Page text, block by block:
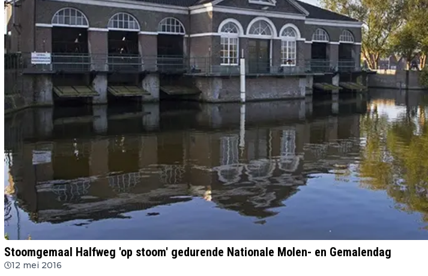
Stoomgemaal Halfweg 'op stoom' gedurende Nationale Molen- en Gemalendag
12 mei 2016